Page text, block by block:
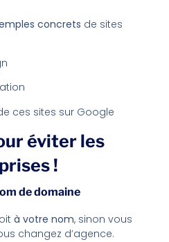
concrets de sites
ces sites sur Google
éviter les
!
de domaine
à votre nom, sinon vous
changez d’agence.